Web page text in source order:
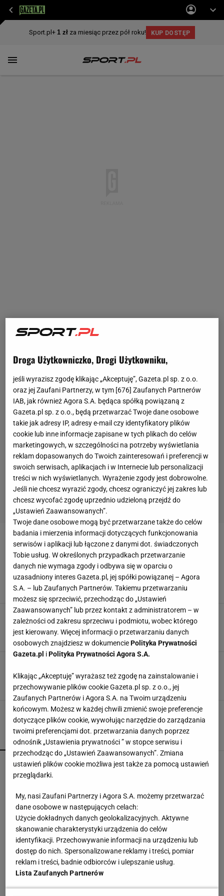
WALTER SAMUEL
Liga Mistrzów. Samuel w składzie Interu na
mecz z Schalke
Reuters, gul,11 KWIETNIA 2011, 16:39
MŚ 2010. Walter Samuel wróci na mecz z
Niemcami
goal.com, wm, 29 CZERWCA 2010, 08:34
mecze
mk, reuters,22 LUTEGO 2010, 17:43
POPULARNE NAJNOWSZE
Niewiadoma jest wielka jak Pogacar. A Lang tak
Nocna sensacja w meczu Sabalenki! Nie będzie
wielkiego hitu w Toronto
Północna brama gazowa. Jak Polska buduje
nową architekturę energetyczną regionu
MATERIAŁ PROMOCYJNY
Droga Użytkowniczko, Drogi Użytkowniku,
jeśli wyrazisz zgodę klikając „Akceptuję”, Gazeta.pl sp. z o.o.
oraz jej Zaufani Partnerzy, w tym [676] Zaufanych Partnerów
IAB, jak również Agora S.A. będąca spółką powiązaną z
Gazeta.pl sp. z o.o., będą przetwarzać Twoje dane osobowe
takie jak adresy IP, adresy e-mail czy identyfikatory plików
cookie lub inne informacje zapisane w tych plikach do celów
marketingowych, w szczególności na potrzeby wyświetlania
reklam dopasowanych do Twoich zainteresowań i preferencji w
swoich serwisach, aplikacjach i w Internecie lub personalizacji
treści w nich wyświetlanych. Wyrażenie zgody jest dobrowolne.
Jeśli nie chcesz wyrazić zgody, chcesz ograniczyć jej zakres lub
chcesz wycofać zgodę uprzednio udzieloną przejdź do
„Ustawień Zaawansowanych”.
Twoje dane osobowe mogą być przetwarzane także do celów
badania i mierzenia informacji dotyczących funkcjonowania
serwisów i aplikacji lub łączone z danymi dot. świadczonych
Tobie usług. W określonych przypadkach przetwarzanie
danych nie wymaga zgody i odbywa się w oparciu o
uzasadniony interes Gazeta.pl, jej spółki powiązanej – Agora
S.A. – lub Zaufanych Partnerów. Takiemu przetwarzaniu
możesz się sprzeciwić, przechodząc do „Ustawień
Zaawansowanych” lub przez kontakt z administratorem – w
zależności od zakresu sprzeciwu i podmiotu, wobec którego
jest kierowany. Więcej informacji o przetwarzaniu danych
osobowych znajdziesz w dokumenciePolityka Prywatności
Gazeta.pl iPolityka Prywatności Agora S.A.
Klikając „Akceptuję” wyrażasz też zgodę na zainstalowanie i
przechowywanie plików cookie Gazeta.pl sp. z o.o., jej
Zaufanych Partnerów i Agora S.A. na Twoim urządzeniu
końcowym. Możesz w każdej chwili zmienić swoje preferencje
dotyczące plików cookie, wywołując narzędzie do zarządzania
twoimi preferencjami dot. przetwarzania danych poprzez
odnośnik „Ustawienia prywatności ” w stopce serwisu i
przechodząc do „Ustawień Zaawansowanych”. Zmiana
ustawień plików cookie możliwa jest także za pomocą ustawień
przeglądarki.
My, nasi Zaufani Partnerzy i Agora S.A. możemy przetwarzać
dane osobowe w następujących celach:
Użycie dokładnych danych geolokalizacyjnych. Aktywne
skanowanie charakterystyki urządzenia do celów
identyfikacji. Przechowywanie informacji na urządzeniu lub
dostęp do nich. Spersonalizowane reklamy i treści, pomiar
reklam i treści, badnie odbiorców i ulepszanie usług.
Lista Zaufanych Partnerów